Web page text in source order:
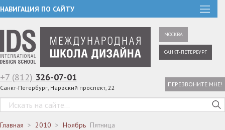
НАВИГАЦИЯ ПО САЙТУ
МОСКВА
САНКТ-ПЕТЕРБУРГ
+7 (812) 326-07-01
Санкт-Петербург, Нарвский проспект, 22 ПЕРЕЗВОНИТЕ МНЕ!
Главная 2010 Ноябрь Пятница